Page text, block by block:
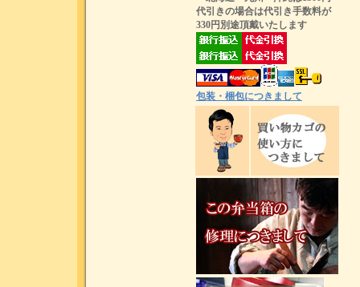
代引きの場合は代引き手数料が
330円別途頂戴いたします
包装・梱包につきまして